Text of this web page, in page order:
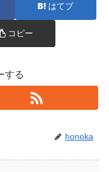
はてブ
コピー
する
honoka